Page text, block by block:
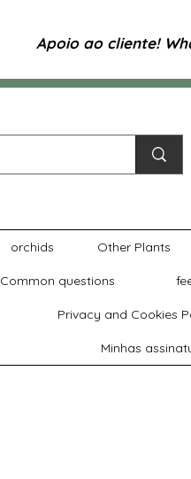
Apoio ao cliente!
orchids Other Plants
Common questions
Privacy and Cookies
Minhas